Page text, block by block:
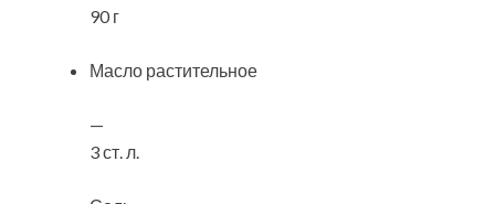
90 г
Масло растительное
—
3 ст. л.